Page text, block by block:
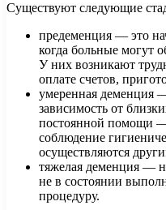
Существуют следующие
предеменция — это
когда больные могут
У них возникают
оплате счетов,
умеренная деменция
зависимость от
постоянной помощи
соблюдение
осуществляются
тяжелая деменция —
не в состоянии
процедуру.